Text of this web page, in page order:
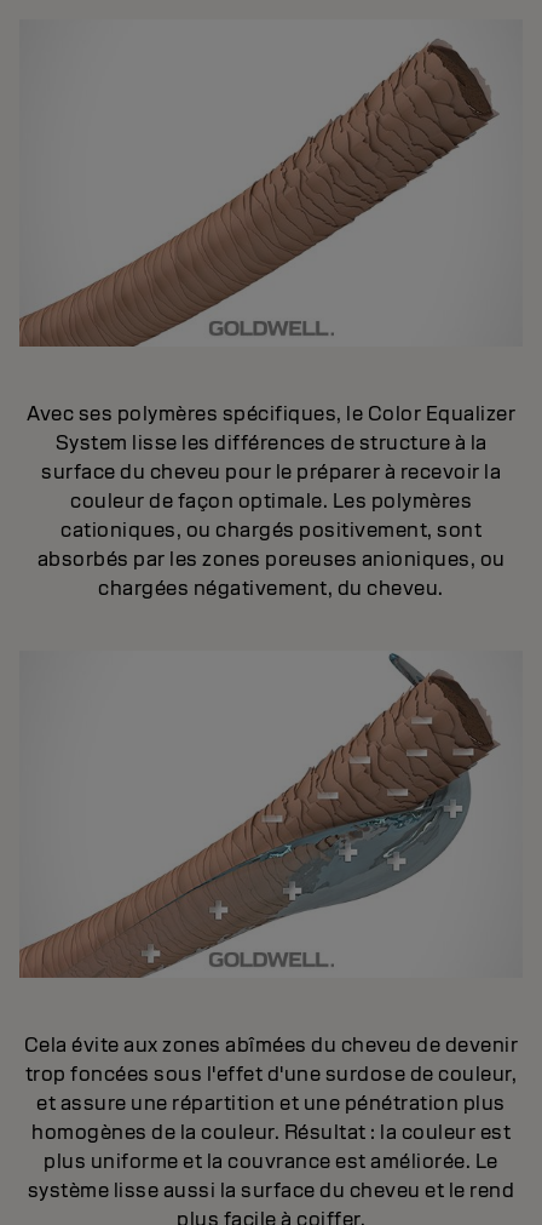
Avec ses polymères spécifiques, le Color Equalizer
System lisse les différences de structure à la
surface du cheveu pour le préparer à recevoir la
couleur de façon optimale. Les polymères
cationiques, ou chargés positivement, sont
absorbés par les zones poreuses anioniques, ou
chargées négativement, du cheveu.
Cela évite aux zones abîmées du cheveu de devenir
trop foncées sous l'effet d'une surdose de couleur,
et assure une répartition et une pénétration plus
homogènes de la couleur. Résultat : la couleur est
plus uniforme et la couvrance est améliorée. Le
système lisse aussi la surface du cheveu et le rend
plus facile à coiffer.